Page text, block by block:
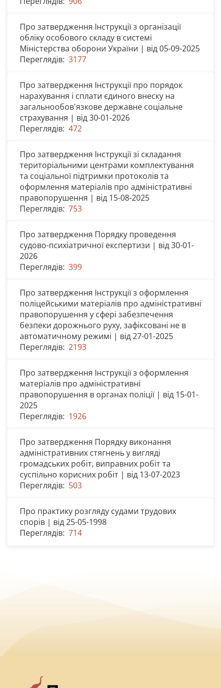
Про затвердження Інструкції з організації
обліку особового складу в системі
Міністерства оборони України | від 05-09-2025
Переглядів: 3177
Про затвердження Інструкції про порядок
нарахування і сплати єдиного внеску на
загальнообов'язкове державне соціальне
страхування | від 30-01-2026
Переглядів: 472
Про затвердження Інструкції зі складання
територіальними центрами комплектування
та соціальної підтримки протоколів та
оформлення матеріалів про адміністративні
правопорушення | від 15-08-2025
Переглядів: 753
Про затвердження Порядку проведення
судово-психіатричної експертизи | від 30-01-
2026
Переглядів: 399
Про затвердження Інструкції з оформлення
поліцейськими матеріалів про адміністративні
правопорушення у сфері забезпечення
безпеки дорожнього руху, зафіксовані не в
автоматичному режимі | від 27-01-2025
Переглядів: 2193
Про затвердження Інструкції з оформлення
матеріалів про адміністративні
правопорушення в органах поліції | від 15-01-
2025
Переглядів: 1926
Про затвердження Порядку виконання
адміністративних стягнень у вигляді
громадських робіт, виправних робіт та
суспільно корисних робіт | від 13-07-2023
Переглядів: 503
Про практику розгляду судами трудових
спорів | від 25-05-1998
Переглядів: 714